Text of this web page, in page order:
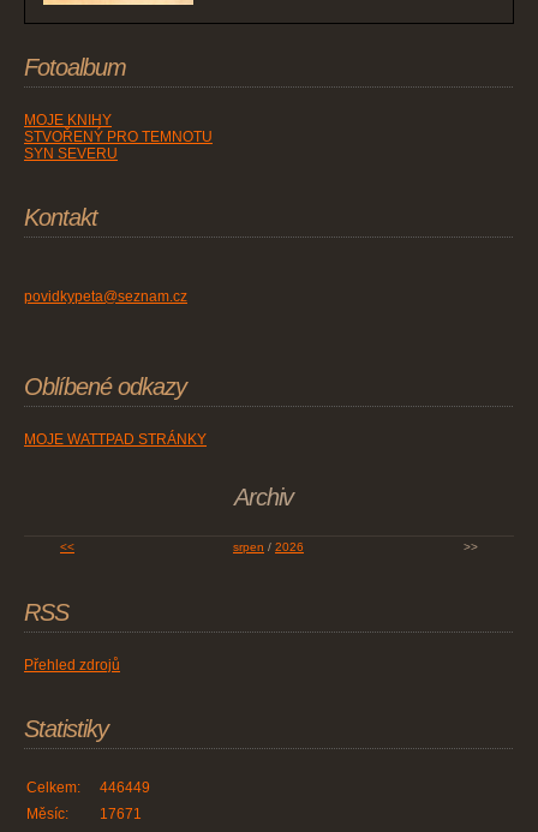
Fotoalbum
MOJE KNIHY
STVOŘENÝ PRO TEMNOTU
SYN SEVERU
Kontakt
povidkypeta@seznam.cz
Oblíbené odkazy
MOJE WATTPAD STRÁNKY
Archiv
<< srpen / 2026 >>
RSS
Přehled zdrojů
Statistiky
Celkem:
446449
Měsíc:
17671